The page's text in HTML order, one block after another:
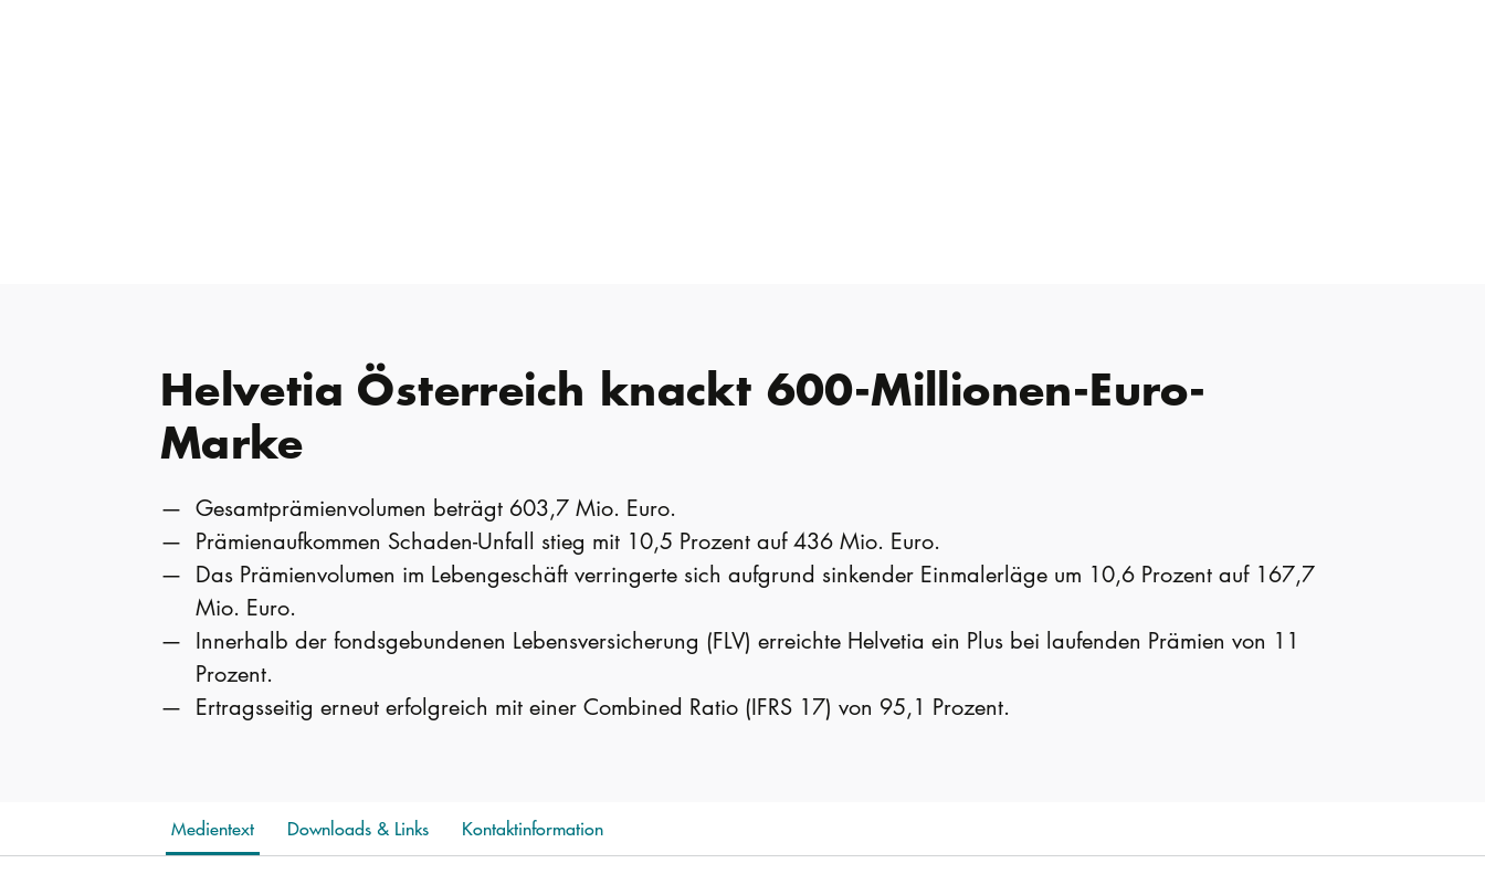
Helvetia Österreich knackt 600-Millionen-Euro-
Marke
Gesamtprämienvolumen beträgt 603,7 Mio. Euro.
Prämienaufkommen Schaden-Unfall stieg mit 10,5 Prozent auf 436 Mio. Euro.
Das Prämienvolumen im Lebengeschäft verringerte sich aufgrund sinkender Einmalerläge um 10,6 Prozent auf 167,7
Mio. Euro.
Innerhalb der fondsgebundenen Lebensversicherung (FLV) erreichte Helvetia ein Plus bei laufenden Prämien von 11
Prozent.
Ertragsseitig erneut erfolgreich mit einer Combined Ratio (IFRS 17) von 95,1 Prozent.
Medientext Downloads & Links Kontaktinformation